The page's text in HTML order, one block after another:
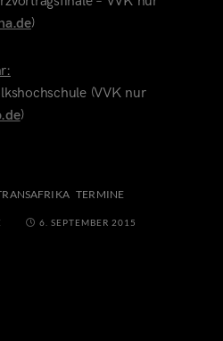
)
(VVK nur
)
TERMINE
6. SEPTEMBER 2015